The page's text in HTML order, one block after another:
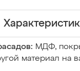
МДФ,
материал на